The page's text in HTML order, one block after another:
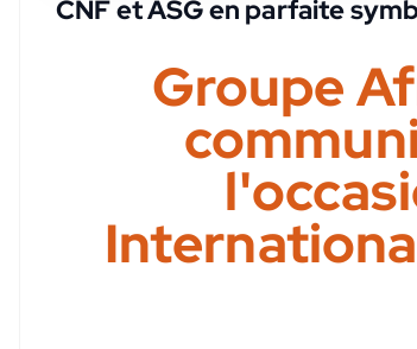
CNF et ASG en parfaite
Groupe